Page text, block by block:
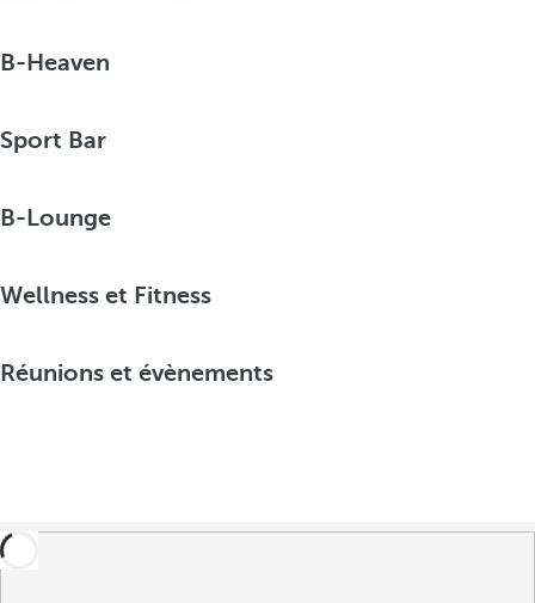
B-Heaven
Sport Bar
B-Lounge
Wellness et Fitness
Réunions et évènements